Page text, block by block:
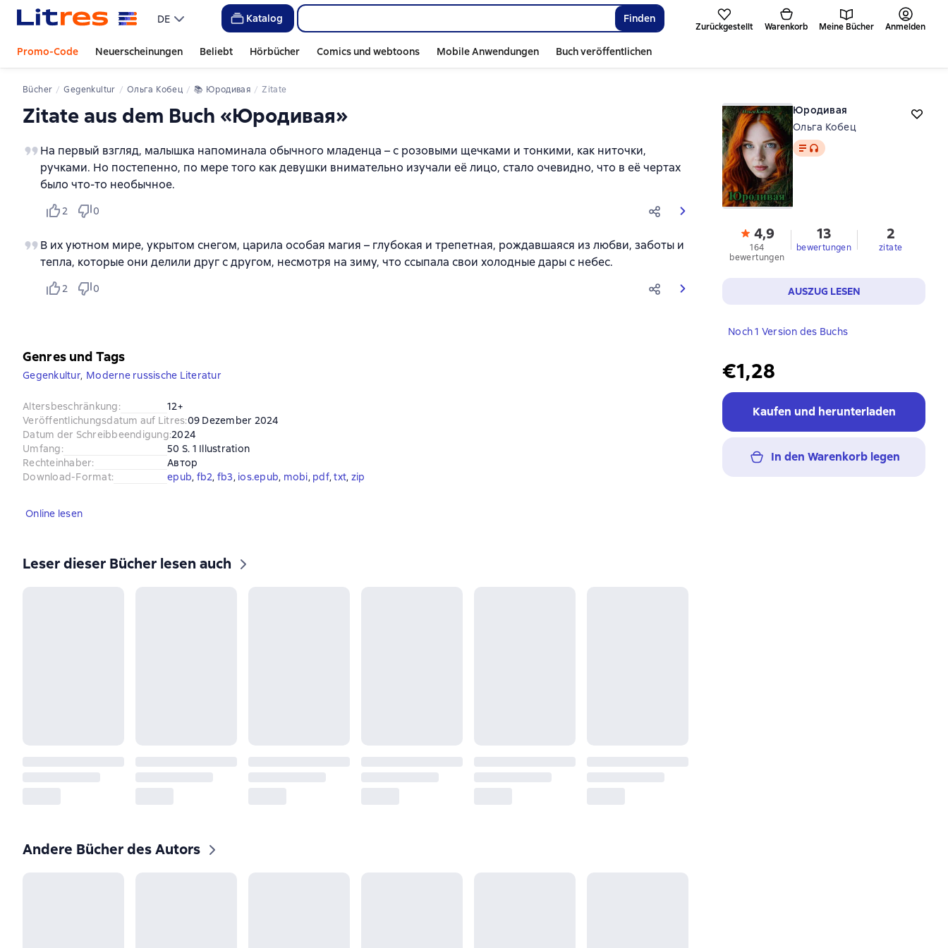
DE Katalog Finden
Zurückgestellt Warenkorb Meine Bücher Anmelden
Promo-Code Neuerscheinungen Beliebt Hörbücher Comics und webtoons Mobile Anwendungen Buch veröffentlichen
Bücher Gegenkultur Ольга Кобец 📚 Юродивая Zitate
Zitate aus dem Buch «Юродивая»
На первый взгляд, малышка напоминала обычного младенца – с розовыми щечками и тонкими, как ниточки,
ручками. Но постепенно, по мере того как девушки внимательно изучали её лицо, стало очевидно, что в её чертах
было что-то необычное.
2 0
В их уютном мире, укрытом снегом, царила особая магия – глубокая и трепетная, рождавшаяся из любви, заботы и
тепла, которые они делили друг с другом, несмотря на зиму, что ссыпала свои холодные дары с небес.
2 0
Юродивая
Ольга Кобец
Text, Audioformat verfügbar
4,9
164
bewertungen
13
bewertungen
2
zitate
AUSZUG LESEN
Noch 1 Version des Buchs
€1,28
Kaufen und herunterladen
In den Warenkorb legen
Genres und Tags
Gegenkultur, Moderne russische Literatur
Altersbeschränkung:
12+
Veröffentlichungsdatum auf Litres:09 Dezember 2024
Datum der Schreibbeendigung:2024
Umfang:
50 S. 1 Illustration
Rechteinhaber:
Автор
Download-Format: epub, fb2, fb3, ios.epub, mobi, pdf, txt, zip
Online lesen
Leser dieser Bücher lesen auch
Andere Bücher des Autors